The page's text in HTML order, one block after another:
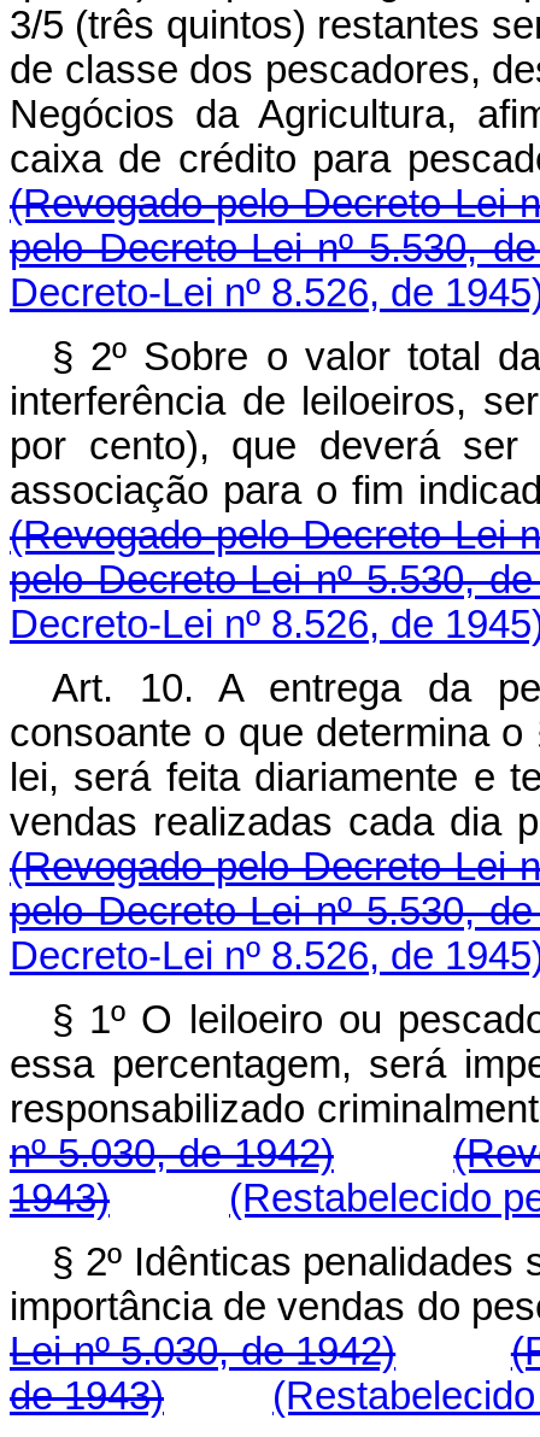
3/5 (três quintos) restantes
de classe dos pescadores,
Negócios da Agricultura,
caixa de crédito para
(Revogado pelo Decreto-Lei
pelo Decreto-Lei nº 5.530,
Decreto-Lei nº 8.526, de
§ 2º Sobre o valor total
interferência de leiloeiros,
por cento), que deverá ser
associação para o fim
(Revogado pelo Decreto-Lei
pelo Decreto-Lei nº 5.530,
Decreto-Lei nº 8.526, de
Art. 10. A entrega da
consoante o que determina o
lei, será feita diariamente e
vendas realizadas cada
(Revogado pelo Decreto-Lei
pelo Decreto-Lei nº 5.530,
Decreto-Lei nº 8.526, de
§ 1º O leiloeiro ou
essa percentagem, será
responsabilizado
nº 5.030, de 1942)
1943)
(Restabelecido
§ 2º Idênticas penalidades
importância de vendas
Lei nº 5.030, de 1942)
de 1943)